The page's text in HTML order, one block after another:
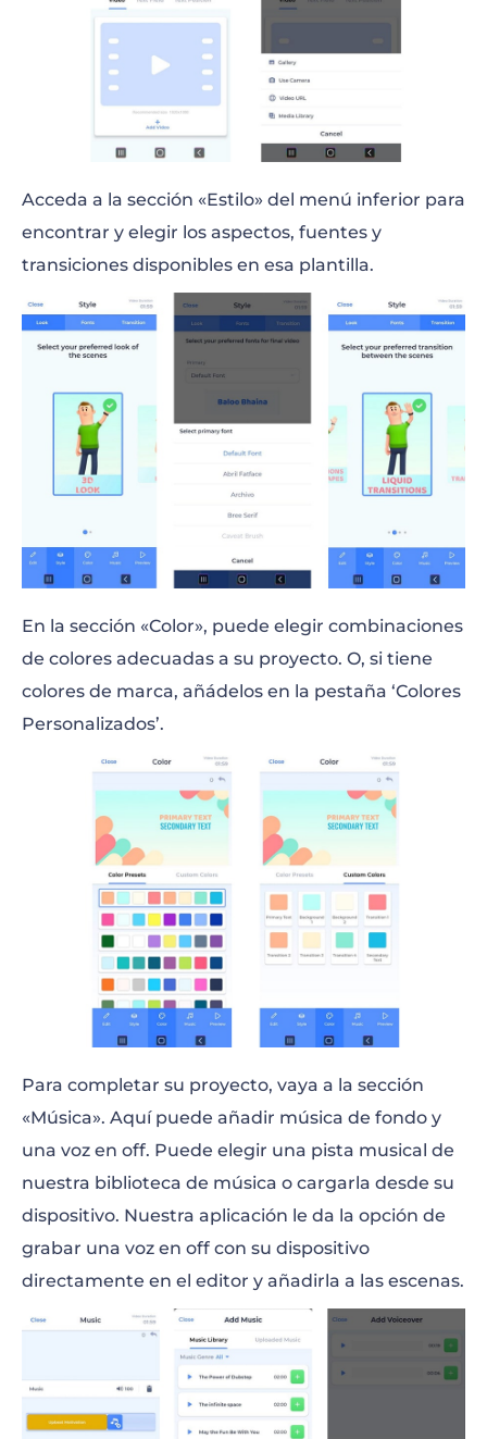
Acceda a la sección «Estilo» del menú inferior para
encontrar y elegir los aspectos, fuentes y
transiciones disponibles en esa plantilla.
En la sección «Color», puede elegir combinaciones
de colores adecuadas a su proyecto. O, si tiene
colores de marca, añádelos en la pestaña ‘Colores
Personalizados’.
Para completar su proyecto, vaya a la sección
«Música». Aquí puede añadir música de fondo y
una voz en off. Puede elegir una pista musical de
nuestra biblioteca de música o cargarla desde su
dispositivo. Nuestra aplicación le da la opción de
grabar una voz en off con su dispositivo
directamente en el editor y añadirla a las escenas.